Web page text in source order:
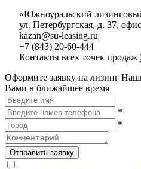
«Южноуральский
ул. Петербургская, д. 37,
kazan@su-leasing.ru
+7 (843) 20-60-444
Контакты всех точек продаж
Оформите заявку на лизинг
Вами в ближайшее время
*
*
Отправить заявку